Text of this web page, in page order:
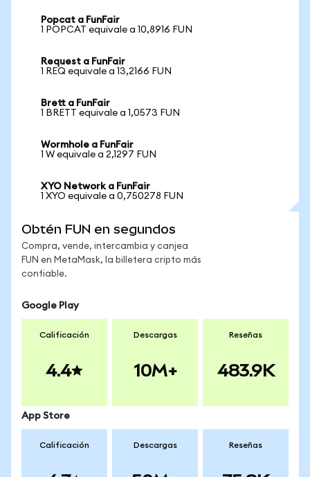
Popcat a FunFair
1 POPCAT equivale a 10,8916 FUN
Request a FunFair
1 REQ equivale a 13,2166 FUN
Brett a FunFair
1 BRETT equivale a 1,0573 FUN
Wormhole a FunFair
1 W equivale a 2,1297 FUN
XYO Network a FunFair
1 XYO equivale a 0,750278 FUN
Obtén FUN en segundos
Compra, vende, intercambia y canjea
FUN en MetaMask, la billetera cripto más
confiable.
Google Play
Calificación
4.4
Descargas
10M+
Reseñas
483.9K
App Store
Calificación Descargas Reseñas